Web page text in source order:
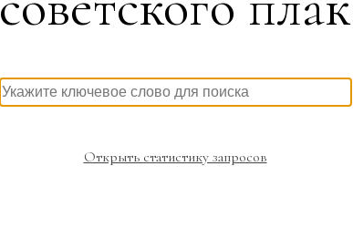
Открыть статистику запросов